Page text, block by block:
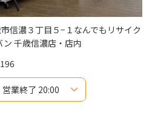
信濃３丁目５−１なんでもリサイク
ン 千歳信濃店・店内
営業終了 20:00